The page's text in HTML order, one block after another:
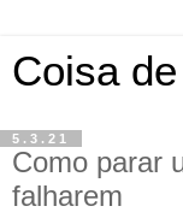
Coisa
5.3.21
Como parar
falharem